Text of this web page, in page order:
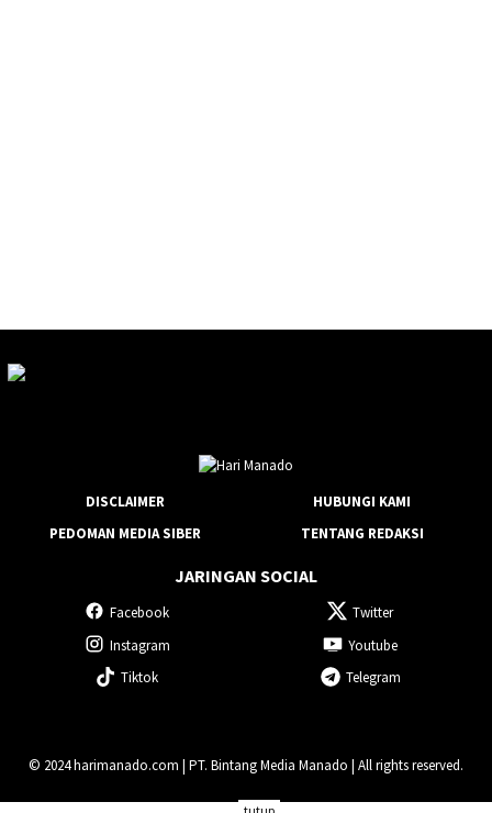
DISCLAIMER
HUBUNGI KAMI
PEDOMAN MEDIA SIBER
TENTANG REDAKSI
JARINGAN SOCIAL
Facebook
Twitter
Instagram
Youtube
Tiktok
Telegram
© 2024 harimanado.com | PT. Bintang Media Manado | All rights reserved.